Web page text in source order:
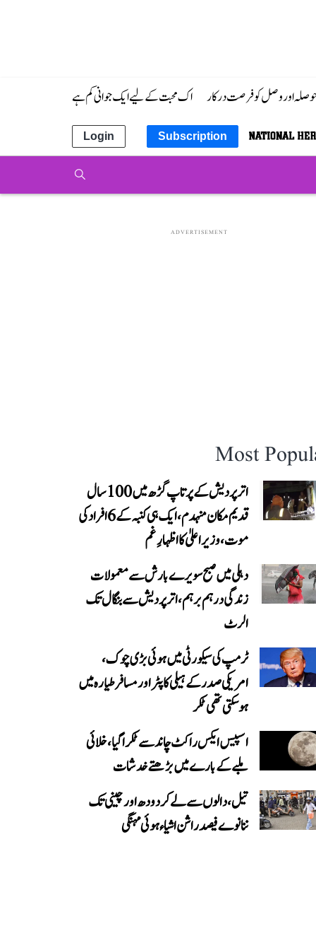
حوصلہ اور وصل کو فرصت درکار اک محبت کے لیے ایک جوانی کم ہے
Subscription
Login
ADVERTISEMENT
Most
اتر پردیش کے پرتاپ گڑھ میں 100 سال
قدیم مکان منہدم، ایک ہی کنبہ کے 6 افراد کی
موت، وزیر اعلیٰ کا اظہارِ غم
دہلی میں صبح سویرے بارش سے معمولات
زندگی درہم برہم، اترپردیش سے بنگال تک
الرٹ
ٹرمپ کی سیکورٹی میں ہوئی بڑی چوک،
امریکی صدر کے ہیلی کاپٹر اور مسافر طیارہ میں
ہو سکتی تھی ٹکر
اسپیس ایکس راکٹ چاند سے ٹکرا گیا، خلائی
ملبے کے بارے میں بڑھتے خدشات
تیل، دالوں سے لے کر دودھ اور چینی تک
ننانوے فیصد راشن اشیاء ہوئی مہنگی